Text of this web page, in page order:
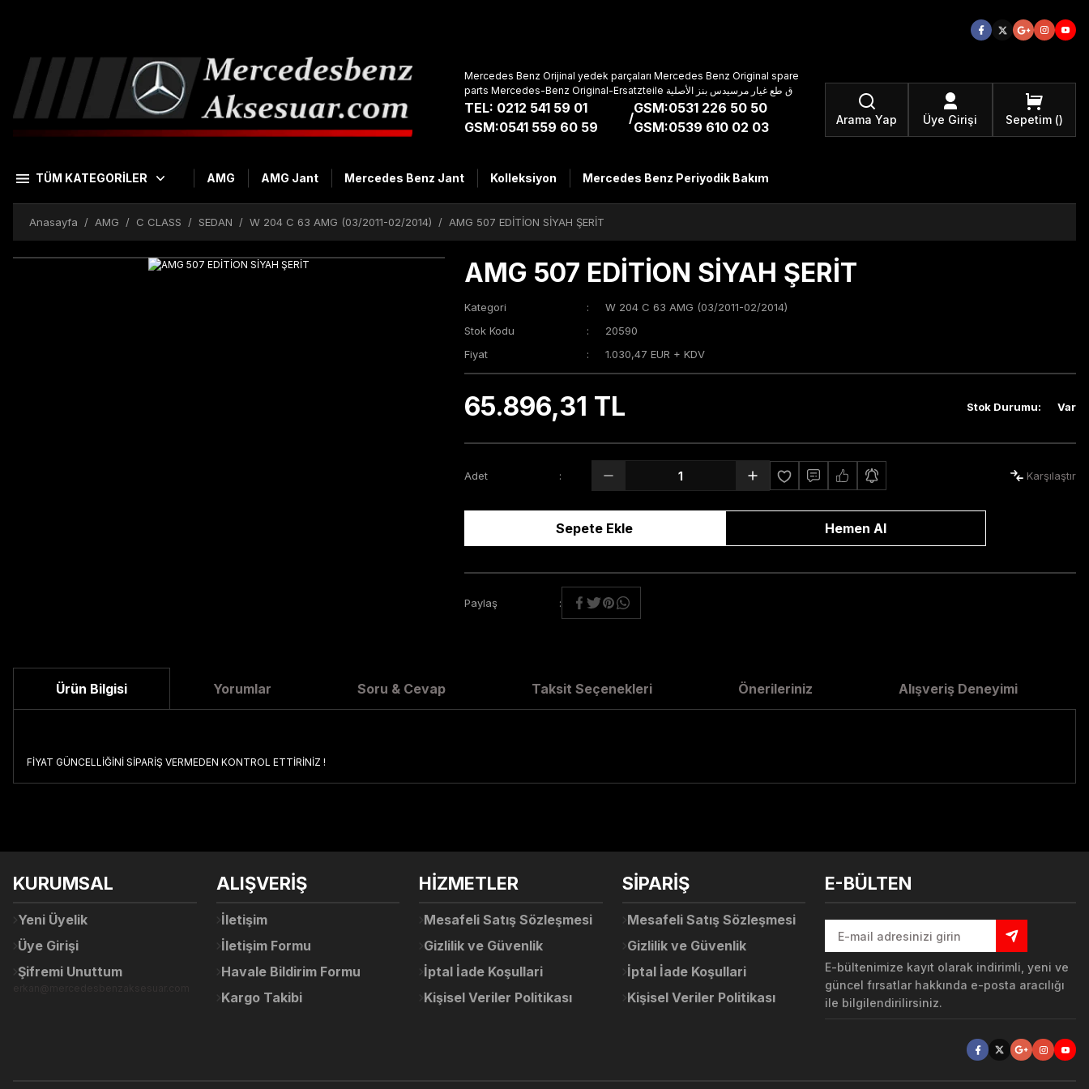
Mercedes Benz Orijinal yedek parçaları Mercedes Benz Original spare
parts Mercedes-Benz Original-Ersatzteile ق طع غيار مرسيدس بنز الأصلية
TEL: 0212 541 59 01
GSM:0541 559 60 59
/
GSM:0531 226 50 50
GSM:0539 610 02 03
Arama Yap Üye Girişi Sepetim
TÜM KATEGORİLER AMG AMG Jant Mercedes Benz Jant Kolleksiyon Mercedes Benz Periyodik Bakım
Anasayfa AMG C CLASS SEDAN W 204 C 63 AMG (03/2011-02/2014) AMG 507 EDİTİON SİYAH ŞERİT
AMG 507 EDİTİON SİYAH ŞERİT
Kategori
W 204 C 63 AMG (03/2011-02/2014)
Stok Kodu
20590
Fiyat
1.030,47 EUR + KDV
65.896,31 TL Stok Durumu: Var
Adet Karşılaştır
Sepete Ekle Hemen Al
Paylaş
Ürün Bilgisi Yorumlar Soru & Cevap Taksit Seçenekleri Önerileriniz Alışveriş Deneyimi
FİYAT GÜNCELLİĞİNİ SİPARİŞ VERMEDEN KONTROL ETTİRİNİZ !
Yorum Yaz
Ürün açıklamasında eksik bilgiler bulunuyor.
Bu ürüne benzer farklı alternatifler olmalı.
Deneyimini Paylaş
KURUMSAL
Yeni Üyelik
Üye Girişi
Şifremi Unuttum
ALIŞVERİŞ
İletişim
İletişim Formu
Havale Bildirim Formu
Kargo Takibi
HİZMETLER
Mesafeli Satış Sözleşmesi
Gizlilik ve Güvenlik
İptal İade Koşullari
Kişisel Veriler Politikası
SİPARİŞ
Mesafeli Satış Sözleşmesi
Gizlilik ve Güvenlik
İptal İade Koşullari
Kişisel Veriler Politikası
E-BÜLTEN
E-bültenimize kayıt olarak indirimli, yeni ve
güncel fırsatlar hakkında e-posta aracılığı
ile bilgilendirilirsiniz.